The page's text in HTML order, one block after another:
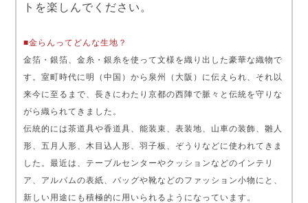
トを楽しんでください。
■金らんってどんな生地？
金箔・銀箔、金糸・銀糸を使って文様を織り出した豪華な織物で
す。室町時代に明（中国）から泉州（大阪）に伝えられ、それ以
来今に至るまで、長きにわたり京都の西陣で脈々と伝統を守りな
がら織られてきました。
伝統的には茶道具や香道具、能装束、表装地、山車の装飾、雛人
形、五月人形、木目込人形、羽子板、ぞうりなどに使われてきま
した。最近は、テーブルセンターやクッションなどのインテリ
ア、アルバムの表紙、バッグや靴などのファッション小物にと、
新しい用途にも積極的に用いられるようになっています。